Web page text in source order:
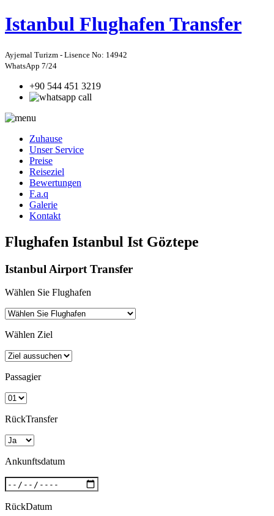
Istanbul Flughafen Transfer
Ayjemal Turizm - Lisence No: 14942
WhatsApp 7/24
+90 544 451 3219
Zuhause
Unser Service
Preise
Reiseziel
Bewertungen
F.a.q
Galerie
Kontakt
Flughafen Istanbul Ist Göztepe
Istanbul Airport Transfer
Wählen Sie Flughafen
Wählen Ziel
Passagier
RückTransfer
Ankunftsdatum
RückDatum